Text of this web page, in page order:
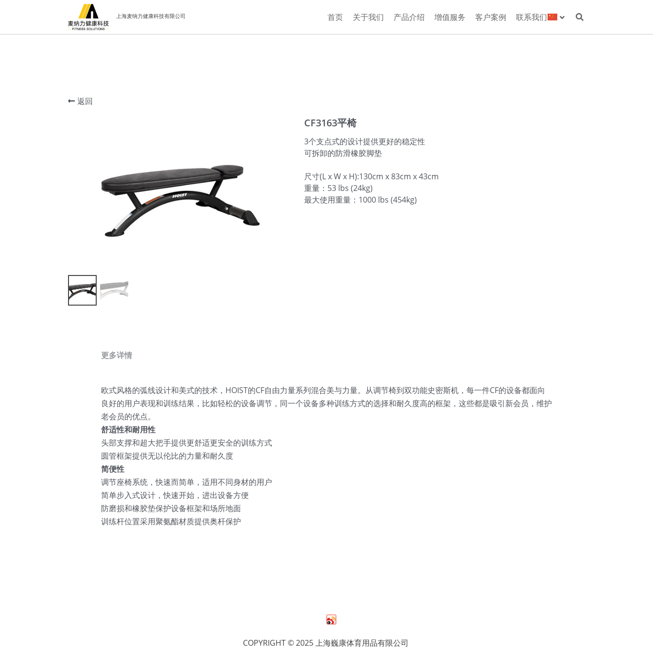
上海麦纳力健康科技有限公司 首页 关于我们 产品介绍 增值服务 客户案例 联系我们
返回
CF3163平椅
3个支点式的设计提供更好的稳定性
可拆卸的防滑橡胶脚垫
尺寸(L x W x H):130cm x 83cm x 43cm
重量：53 lbs (24kg)
最大使用重量：1000 lbs (454kg)
更多详情
欧式风格的弧线设计和美式的技术，HOIST的CF自由力量系列混合美与力量。从调节椅到双功能史密斯机，每一件CF的设备都面向
良好的用户表现和训练结果，比如轻松的设备调节，同一个设备多种训练方式的选择和耐久度高的框架，这些都是吸引新会员，维护
老会员的优点。
舒适性和耐用性
头部支撑和超大把手提供更舒适更安全的训练方式
圆管框架提供无以伦比的力量和耐久度
简便性
调节座椅系统，快速而简单，适用不同身材的用户
简单步入式设计，快速开始，进出设备方便
防磨损和橡胶垫保护设备框架和场所地面
训练杆位置采用聚氨酯材质提供奥杆保护
COPYRIGHT © 2025 上海巍康体育用品有限公司